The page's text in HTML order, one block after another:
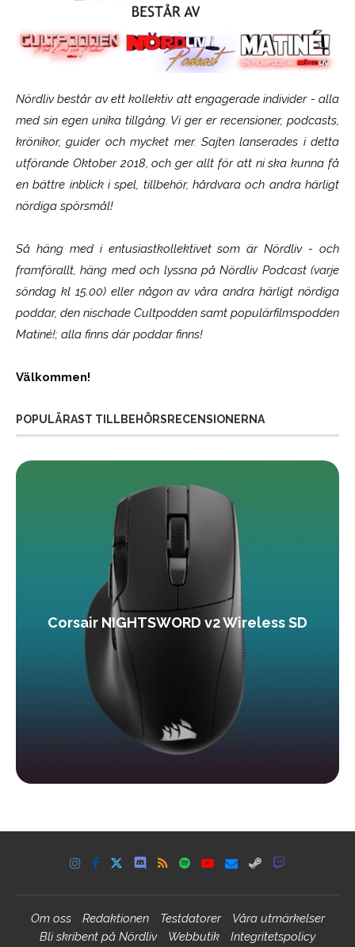
Nördliv består av ett kollektiv att engagerade individer - alla
med sin egen unika tillgång. Vi ger er recensioner, podcasts,
krönikor, guider och mycket mer. Sajten lanserades i detta
utförande Oktober 2018, och ger allt för att ni ska kunna få
en bättre inblick i spel, tillbehör, hårdvara och andra härligt
nördiga spörsmål!
Så häng med i entusiastkollektivet som ärNördliv- och
framförallt, häng med och lyssna på Nördliv Podcast (varje
söndag kl 15.00) eller någon av våra andra härligt nördiga
poddar, den nischade Cultpodden samt populärfilmspodden
Matiné!; alla finns där poddar finns!
Välkommen!
POPULÄRAST TILLBEHÖRSRECENSIONERNA
Corsair NIGHTSWORD v2 Wireless SD
Om oss Redaktionen Testdatorer
Våra utmärkelser
Bli skribent på Nördliv
Webbutik Integritetspolicy